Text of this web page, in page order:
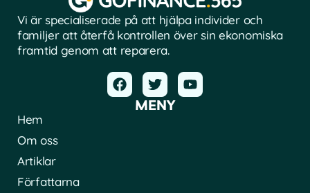
Vi är specialiserade på att hjälpa individer och
familjer att återfå kontrollen över sin ekonomiska
framtid genom att reparera.
MENY
Hem
Om oss
Artiklar
Författarna